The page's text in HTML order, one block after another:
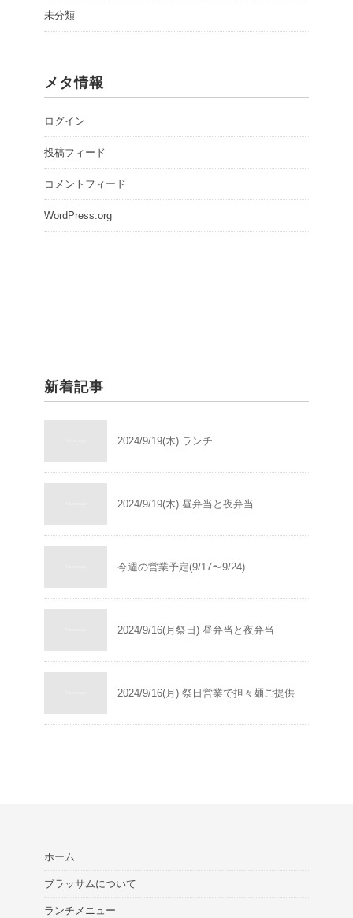
未分類
メタ情報
ログイン
投稿フィード
コメントフィード
WordPress.org
新着記事
2024/9/19(木) ランチ
2024/9/19(木) 昼弁当と夜弁当
今週の営業予定(9/17〜9/24)
2024/9/16(月祭日) 昼弁当と夜弁当
2024/9/16(月) 祭日営業で担々麺ご提供
ホーム
ブラッサムについて
ランチメニュー